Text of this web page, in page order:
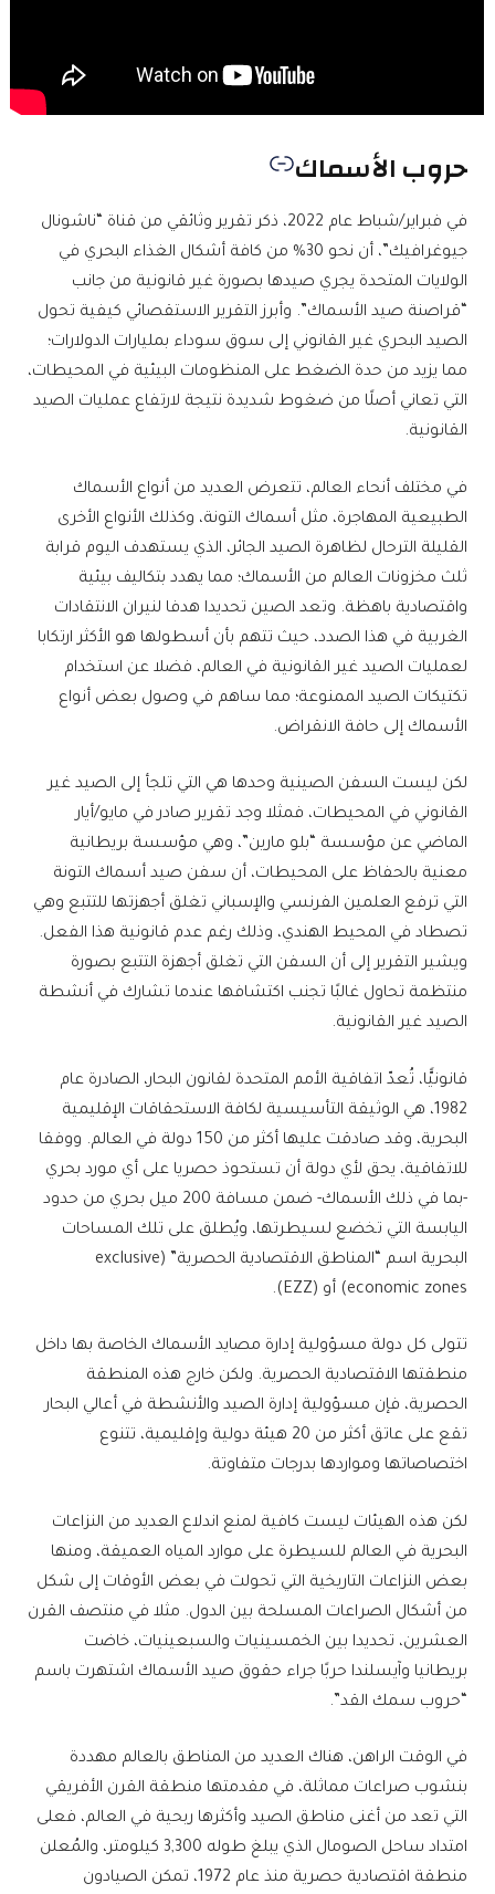
حروب الأسماك
في فبراير/شباط عام 2022، ذكر تقرير وثائقي من قناة “ناشونال
جيوغرافيك”، أن نحو 30% من كافة أشكال الغذاء البحري في
الولايات المتحدة يجري صيدها بصورة غير قانونية من جانب
“قراصنة صيد الأسماك”. وأبرز التقرير الاستقصائي كيفية تحول
الصيد البحري غير القانوني إلى سوق سوداء بمليارات الدولارات؛
مما يزيد من حدة الضغط على المنظومات البيئية في المحيطات،
التي تعاني أصلًا من ضغوط شديدة نتيجة لارتفاع عمليات الصيد
القانونية.
في مختلف أنحاء العالم، تتعرض العديد من أنواع الأسماك
الطبيعية المهاجرة، مثل أسماك التونة، وكذلك الأنواع الأخرى
القليلة الترحال لظاهرة الصيد الجائر، الذي يستهدف اليوم قرابة
ثلث مخزونات العالم من الأسماك؛ مما يهدد بتكاليف بيئية
واقتصادية باهظة. وتعد الصين تحديدا هدفا لنيران الانتقادات
الغربية في هذا الصدد، حيث تتهم بأن أسطولها هو الأكثر ارتكابا
لعمليات الصيد غير القانونية في العالم، فضلا عن استخدام
تكتيكات الصيد الممنوعة؛ مما ساهم في وصول بعض أنواع
الأسماك إلى حافة الانقراض.
لكن ليست السفن الصينية وحدها هي التي تلجأ إلى الصيد غير
القانوني في المحيطات، فمثلا وجد تقرير صادر في مايو/أيار
الماضي عن مؤسسة “بلو مارين”، وهي مؤسسة بريطانية
معنية بالحفاظ على المحيطات، أن سفن صيد أسماك التونة
التي ترفع العلمين الفرنسي والإسباني تغلق أجهزتها للتتبع وهي
تصطاد في المحيط الهندي، وذلك رغم عدم قانونية هذا الفعل.
ويشير التقرير إلى أن السفن التي تغلق أجهزة التتبع بصورة
منتظمة تحاول غالبًا تجنب اكتشافها عندما تشارك في أنشطة
الصيد غير القانونية.
قانونيًّا، تُعدّ اتفاقية الأمم المتحدة لقانون البحار، الصادرة عام
1982، هي الوثيقة التأسيسية لكافة الاستحقاقات الإقليمية
البحرية، وقد صادقت عليها أكثر من 150 دولة في العالم. ووفقا
للاتفاقية، يحق لأي دولة أن تستحوذ حصريا على أي مورد بحري
-بما في ذلك الأسماك- ضمن مسافة 200 ميل بحري من حدود
اليابسة التي تخضع لسيطرتها، ويُطلق على تلك المساحات
البحرية اسم “المناطق الاقتصادية الحصرية” (exclusive
economic zones) أو (EZZ).
تتولى كل دولة مسؤولية إدارة مصايد الأسماك الخاصة بها داخل
منطقتها الاقتصادية الحصرية. ولكن خارج هذه المنطقة
الحصرية، فإن مسؤولية إدارة الصيد والأنشطة في أعالي البحار
تقع على عاتق أكثر من 20 هيئة دولية وإقليمية، تتنوع
اختصاصاتها ومواردها بدرجات متفاوتة.
لكن هذه الهيئات ليست كافية لمنع اندلاع العديد من النزاعات
البحرية في العالم للسيطرة على موارد المياه العميقة، ومنها
بعض النزاعات التاريخية التي تحولت في بعض الأوقات إلى شكل
من أشكال الصراعات المسلحة بين الدول. مثلا في منتصف القرن
العشرين، تحديدا بين الخمسينيات والسبعينيات، خاضت
بريطانيا وآيسلندا حربًا جراء حقوق صيد الأسماك اشتهرت باسم
“حروب سمك القد”.
في الوقت الراهن، هناك العديد من المناطق بالعالم مهددة
بنشوب صراعات مماثلة، في مقدمتها منطقة القرن الأفريقي
التي تعد من أغنى مناطق الصيد وأكثرها ربحية في العالم، فعلى
امتداد ساحل الصومال الذي يبلغ طوله 3,300 كيلومتر، والمُعلن
منطقة اقتصادية حصرية منذ عام 1972، تمكن الصيادون